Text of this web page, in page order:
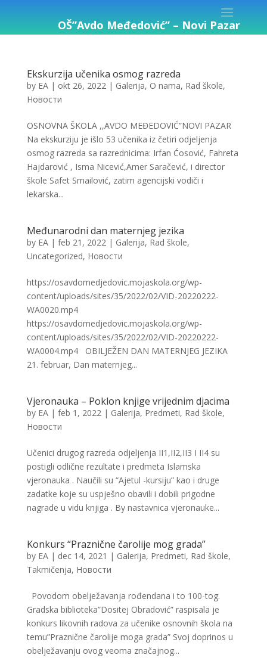
OŠ”Avdo Međedović” – Novi Pazar
Ekskurzija učenika osmog razreda
by EA| okt 26, 2022| Galerija, O nama, Rad škole,
Новости
OSNOVNA ŠKOLA ,,AVDO MEĐEDOVIĆ”NOVI PAZAR
Na ekskurziju je išlo 53 učenika iz četiri odjeljenja
osmog razreda sa razrednicima: Irfan Ćosović, Fahreta
Hajdarović , Isma Nicević,Amer Saračević, i director
škole Safet Smailović, zatim agencijski vodiči i
lekarska...
Međunarodni dan maternjeg jezika
by EA| feb 21, 2022| Galerija, Rad škole,
Uncategorized, Новости
https://osavdomedjedovic.mojaskola.org/wp-
content/uploads/sites/35/2022/02/VID-20220222-
WA0020.mp4
https://osavdomedjedovic.mojaskola.org/wp-
content/uploads/sites/35/2022/02/VID-20220222-
WA0004.mp4 OBILJEŽEN DAN MATERNJEG JEZIKA
21. februar, Dan maternjeg...
Vjeronauka – Poklon knjige vrijednim djacima
by EA| feb 1, 2022| Galerija, Predmeti, Rad škole,
Новости
Učenici drugog razreda odjeljenja II1,II2,II3 I II4 su
postigli odlične rezultate i predmeta Islamska
vjeronauka . Naučili su “Ajetul -kursiju” kao i druge
zadatke koje su uspješno obavili i dobili prigodne
nagrade u vidu knjiga . By nastavnica vjeronauke...
Konkurs “Praznične čarolije mog grada”
by EA| dec 14, 2021 | Galerija, Predmeti, Rad škole,
Takmičenja, Новости
Povodom obelježavanja rođendana i to 100-tog.
Gradska biblioteka”Dositej Obradović” raspisala je
konkurs likovnih radova za učenike osnovnih škola na
temu”Praznične čarolije moga grada” Svoj doprinos u
obelježavanju ovog veoma značajnog...